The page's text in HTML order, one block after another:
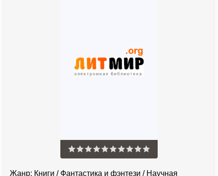
Жанр: Книги / Фантастика и фэнтези / Научная